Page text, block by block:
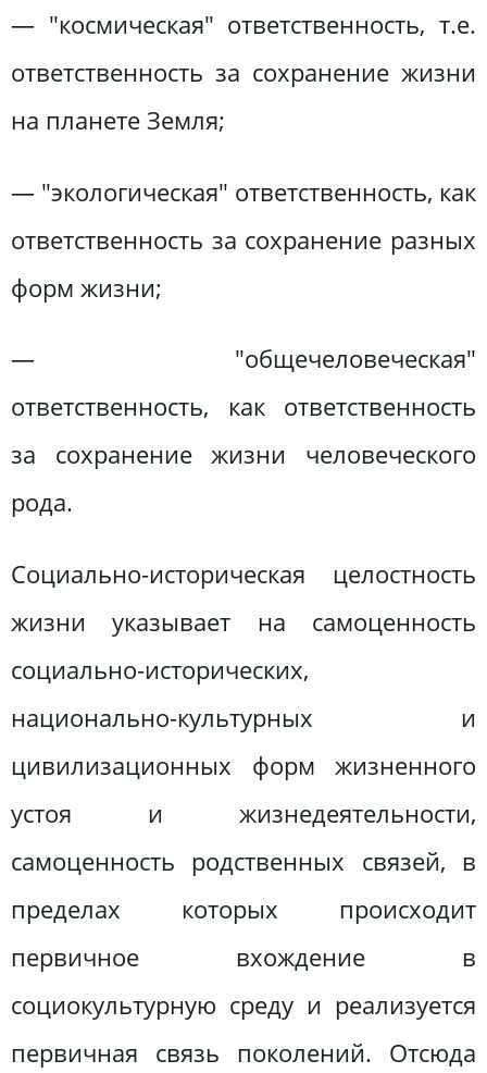
— "космическая" ответственность, т.е.
ответственность за сохранение жизни
на планете Земля;
— "экологическая" ответственность, как
ответственность за сохранение разных
форм жизни;
— "общечеловеческая"
ответственность, как ответственность
за сохранение жизни человеческого
рода.
Социально-историческая целостность
жизни указывает на самоценность
социально-исторических,
национально-культурных и
цивилизационных форм жизненного
устоя и жизнедеятельности,
самоценность родственных связей, в
пределах которых происходит
первичное вхождение в
социокультурную среду и реализуется
первичная связь поколений. Отсюда